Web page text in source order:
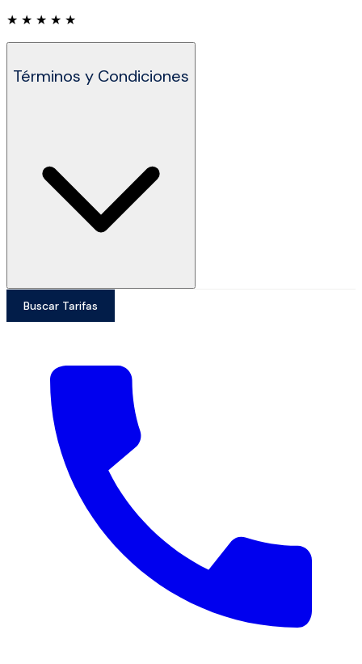
★ ★ ★ ★ ★
Términos y Condiciones
Buscar Tarifas